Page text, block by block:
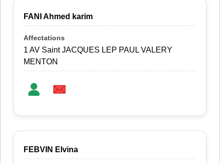
FANI Ahmed karim
1 AV Saint JACQUES LEP PAUL VALERY
MENTON
FEBVIN Elvina